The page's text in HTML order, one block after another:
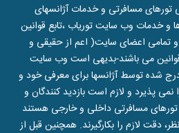
تورهای مسافرتی و خدمات آژانسهای
و خدمات وب سایت توریاب ،تابع قوانین
تمامی اعضای سایت( اعم از حقیقی و
می باشند-بدیهی است وب سایت
شده توسط آژانسها برای معرفی خود و
پذیرد و لازم است بازدید کنندگان و
مسافرتی داخلی و خارجی هستند
دقت لازم را بکارگیرند. همچنین قبل از